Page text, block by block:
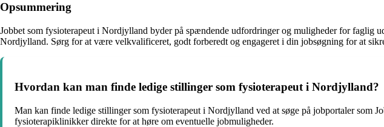
Opsummering
Jobbet som fysioterapeut i Nordjylland byder på spændende udfordringer og muligheder for faglig
Nordjylland. Sørg for at være velkvalificeret, godt forberedt og engageret i din jobsøgning for at
Hvordan kan man finde ledige stillinger som fysioterapeut i Nordjylland?
Man kan finde ledige stillinger som fysioterapeut i Nordjylland ved at søge på jobportaler som
fysioterapiklinikker direkte for at høre om eventuelle jobmuligheder.